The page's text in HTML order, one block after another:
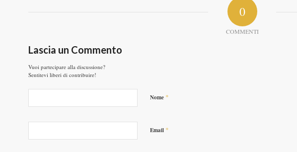
0
COMMENTI
Lascia un Commento
Vuoi partecipare alla discussione?
Sentitevi liberi di contribuire!
Nome *
Email *